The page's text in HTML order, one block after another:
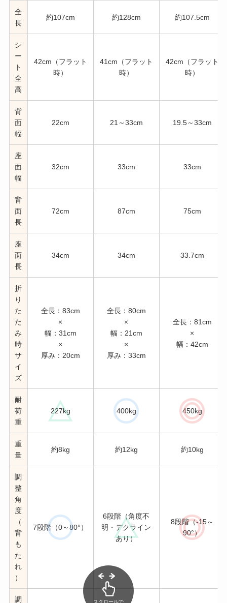
全
長
約107cm 約128cm 約107.5cm
シ
ー
ト
全
高
42cm（フラット
時）
41cm（フラット
時）
42cm（フラット
時）
背
面
幅
22cm 21～33cm 19.5～33cm
座
面
幅
32cm 33cm 33cm
背
面
長
72cm 87cm 75cm
座
面
長
34cm 34cm 33.7cm
折
り
た
た
み
時
サ
イ
ズ
全長：83cm
×
幅：31cm
×
厚み：20cm
全長：80cm
×
幅：21cm
×
厚み：33cm
全長：81cm
×
幅：42cm
耐
荷
重
227kg 400kg 450kg
重
量
約8kg 約12kg 約10kg
調
整
角
度
（
背
も
た
れ
）
7段階（0～80°）
6段階（角度不
明・デクライン
あり）
8段階（-15～
90°）
調 スクロールで